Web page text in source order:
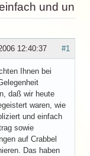
und
#1
12:40:37
Ihnen bei
daß wir heute
waren, wie
und einfach
sowie
auf Crabbel
Das haben